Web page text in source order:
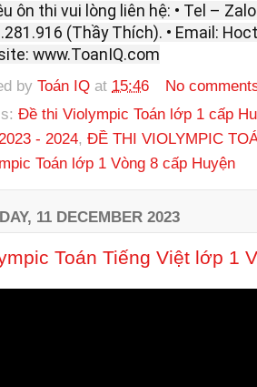
ôn thi vui lòng liên hệ: • Tel –
(Thầy Thích). • Email:
www.ToanIQ.com
by Toán IQ at 15:46
No
Đề thi Violympic Toán lớp 1 cấp
- 2024, ĐỀ THI VIOLYMPIC
Toán lớp 1 Vòng 8 cấp Huyện
11 DECEMBER 2023
Toán Tiếng Việt lớp 1